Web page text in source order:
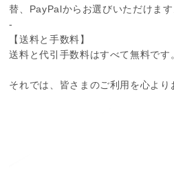
替、PayPalからお選びいただけます
-
【送料と手数料】
送料と代引手数料はすべて無料です
それでは、皆さまのご利用を心より